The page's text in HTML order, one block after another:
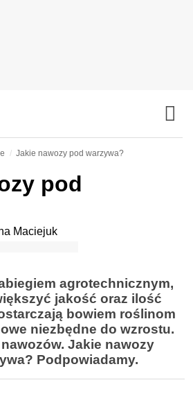
Jakie nawozy pod warzywa?
pod
Maciejuk
agrotechnicznym,
jakość oraz ilość
bowiem roślinom
niezbędne do wzrostu.
Jakie nawozy
Podpowiadamy.